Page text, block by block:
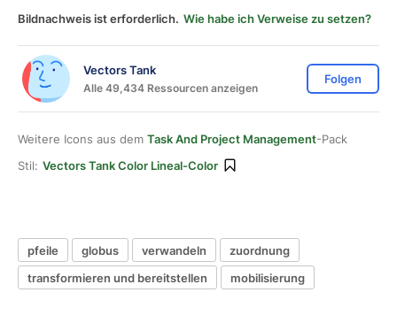
Bildnachweis ist erforderlich. Wie habe ich Verweise zu setzen?
Vectors Tank
Alle 49,434 Ressourcen anzeigen
Folgen
Weitere Icons aus dem Task And Project Management-Pack
Stil: Vectors Tank Color Lineal-Color
pfeile globus verwandeln
zuordnung
transformieren und bereitstellen
mobilisierung